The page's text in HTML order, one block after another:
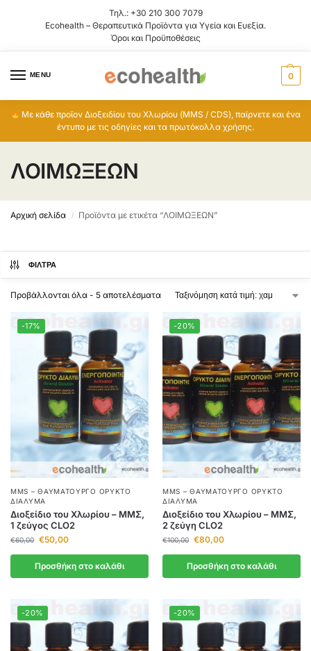
Τηλ.: +30 210 300 7079
Ecohealth – Θεραπευτικά Προϊόντα για Υγεία και Ευεξία.
Όροι και Προϋποθέσεις
MENU 0
Με κάθε προϊον Διοξειδίου του Χλωρίου (MMS / CDS), παίρνετε και ένα
έντυπο με τις οδηγίες και τα πρωτόκολλα χρήσης.
ΛΟΙΜΩΞΕΩΝ
Αρχική σελίδα / Προϊόντα με ετικέτα “ΛΟΙΜΩΞΕΩΝ”
ΦΊΛΤΡΑ
Προβάλλονται όλα - 5 αποτελέσματα
-17%
MMS – ΘΑΥΜΑΤΟΥΡΓΌ ΟΡΥΚΤΌ
ΔΙΆΛΥΜΑ
Διοξείδιο του Χλωρίου – ΜΜΣ,
1 ζεύγος CLO2
€60,00 €50,00
Προσθήκη στο καλάθι
-20%
MMS – ΘΑΥΜΑΤΟΥΡΓΌ ΟΡΥΚΤΌ
ΔΙΆΛΥΜΑ
Διοξείδιο του Χλωρίου – ΜΜΣ,
2 ζεύγη CLO2
€100,00 €80,00
Προσθήκη στο καλάθι
-20% -20%